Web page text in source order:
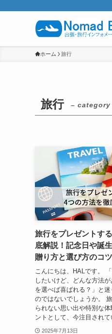
ホーム 旅行
旅行 – category
旅行をプレゼントす
底解説！記念日や誕
贈り方と選び方のコツ
こんにちは、HALです。
したいけど、どんな方法
を選べば喜ばれる？」と
のではないでしょうか。
られない思い出や特別な
ントとして、今注目されて
2025年7月13日